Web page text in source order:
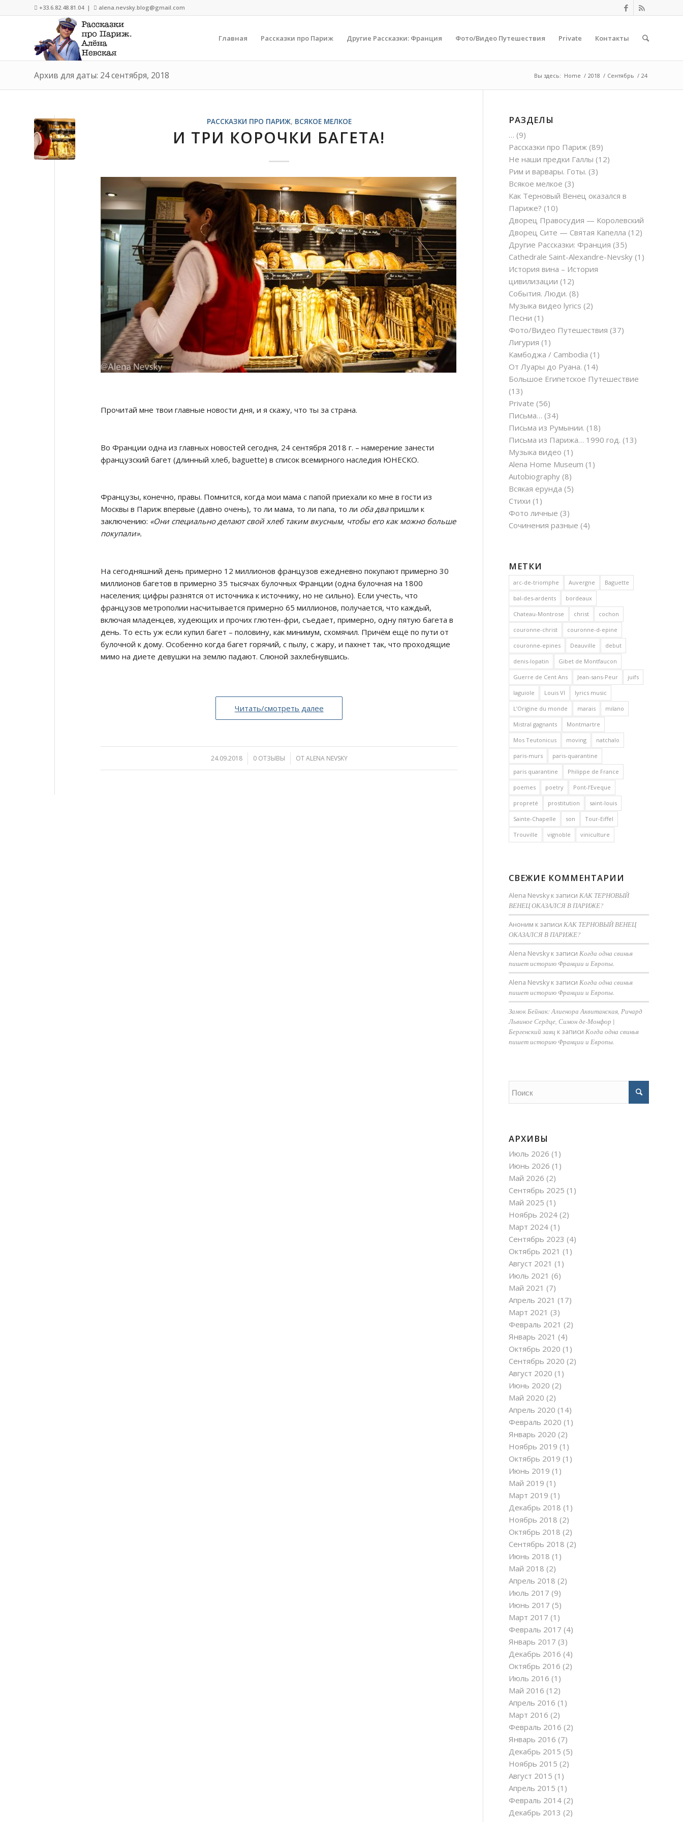
 +33.6.82.48.81.04 |  alena.nevsky.blog@gmail.com
Главная Рассказки про Париж Другие Рассказки: Франция Фото/Видео Путешествия Private Контакты
Архив для даты: 24 сентября, 2018 Вы здесь: Home / 2018 / Сентябрь / 24
РАССКАЗКИ ПРО ПАРИЖ, ВСЯКОЕ МЕЛКОЕ
И ТРИ КОРОЧКИ БАГЕТА!
Прочитай мне твои главные новости дня, и я скажу, что ты за страна.
Во Франции одна из главных новостей сегодня, 24 сентября 2018 г. – намерение занести
французский багет (длинный хлеб, baguette) в список всемирного наследия ЮНЕСКО.
Французы, конечно, правы. Помнится, когда мои мама с папой приехали ко мне в гости из
Москвы в Париж впервые (давно очень), то ли мама, то ли папа, то ли оба двапришли к
заключению: «Они специально делают свой хлеб таким вкусным, чтобы его как можно больше
покупали».
На сегодняшний день примерно 12 миллионов французов ежедневно покупают примерно 30
миллионов багетов в примерно 35 тысячах булочных Франции (одна булочная на 1800
населения; цифры разнятся от источника к источнику, но не сильно). Если учесть, что
французов метрополии насчитывается примерно 65 миллионов, получается, что каждый,
включая младенцев, худеющих и прочих глютен-фри, съедает, примерно, одну пятую багета в
день. То есть уж если купил багет – половину, как минимум, схомячил. Причём ещё по пути от
булочной к дому. Особенно когда багет горячий, с пылу, с жару, и пахнет так, что проходящие
мимо на диете девушки на землю падают. Слюной захлебнувшись.
Читать/смотреть далее
24.09.2018
/ 0 ОТЗЫВЫ
/ ОТALENA NEVSKY
РАЗДЕЛЫ
… (9)
Рассказки про Париж (89)
Не наши предки Галлы (12)
Рим и варвары. Готы. (3)
Всякое мелкое (3)
Как Терновый Венец оказался в
Париже? (10)
Дворец Правосудия — Королевский
Дворец Сите — Святая Капелла (12)
Другие Рассказки: Франция (35)
Cathedrale Saint-Alexandre-Nevsky (1)
История вина – История
цивилизации (12)
События. Люди. (8)
Музыка видео lyrics (2)
Песни (1)
Фото/Видео Путешествия (37)
Лигурия (1)
Камбоджа / Cambodia (1)
От Луары до Руана. (14)
Большое Египетское Путешествие
(13)
Private (56)
Письма… (34)
Письма из Румынии. (18)
Письма из Парижа… 1990 год. (13)
Музыка видео (1)
Alena Home Museum (1)
Autobiography (8)
Всякая ерунда (5)
Стихи (1)
Фото личные (3)
Сочинения разные (4)
МЕТКИ
arc-de-triomphe Auvergne Baguette
bal-des-ardents bordeaux
Chateau-Montrose christ cochon
couronne-christ couronne-d-epine
couronne-epines Deauville debut
denis-lopatin Gibet de Montfaucon
Guerre de Cent Ans Jean-sans-Peur juifs
laguiole Louis VI lyrics music
L’Origine du monde marais milano
Mistral gagnants Montmartre
Mos Teutonicus moving natchalo
paris-murs paris-quarantine
paris quarantine Philippe de France
poemes poetry Pont-l’Eveque
propreté prostitution saint-louis
Sainte-Chapelle son Tour-Eiffel
Trouville vignoble viniculture
СВЕЖИЕ КОММЕНТАРИИ
Alena Nevsky к записиКАК ТЕРНОВЫЙ
ВЕНЕЦ ОКАЗАЛСЯ В ПАРИЖЕ?
Аноним к записиКАК ТЕРНОВЫЙ ВЕНЕЦ
ОКАЗАЛСЯ В ПАРИЖЕ?
Alena Nevsky к записиКогда одна свинья
пишет историю Франции и Европы.
Alena Nevsky к записиКогда одна свинья
пишет историю Франции и Европы.
Замок Бейнак: Алиенора Аквитанская, Ричард
Львиное Сердце, Симон де-Монфор |
Бергенский заяц к записиКогда одна свинья
пишет историю Франции и Европы.
АРХИВЫ
Июль 2026 (1)
Июнь 2026 (1)
Май 2026 (2)
Сентябрь 2025 (1)
Май 2025 (1)
Ноябрь 2024 (2)
Март 2024 (1)
Сентябрь 2023 (4)
Октябрь 2021 (1)
Август 2021 (1)
Июль 2021 (6)
Май 2021 (7)
Апрель 2021 (17)
Март 2021 (3)
Февраль 2021 (2)
Январь 2021 (4)
Октябрь 2020 (1)
Сентябрь 2020 (2)
Август 2020 (1)
Июнь 2020 (2)
Май 2020 (2)
Апрель 2020 (14)
Февраль 2020 (1)
Январь 2020 (2)
Ноябрь 2019 (1)
Октябрь 2019 (1)
Июнь 2019 (1)
Май 2019 (1)
Март 2019 (1)
Декабрь 2018 (1)
Ноябрь 2018 (2)
Октябрь 2018 (2)
Сентябрь 2018 (2)
Июнь 2018 (1)
Май 2018 (2)
Апрель 2018 (2)
Июль 2017 (9)
Июнь 2017 (5)
Март 2017 (1)
Февраль 2017 (4)
Январь 2017 (3)
Декабрь 2016 (4)
Октябрь 2016 (2)
Июль 2016 (1)
Май 2016 (12)
Апрель 2016 (1)
Март 2016 (2)
Февраль 2016 (2)
Январь 2016 (7)
Декабрь 2015 (5)
Ноябрь 2015 (2)
Август 2015 (1)
Апрель 2015 (1)
Февраль 2014 (2)
Декабрь 2013 (2)